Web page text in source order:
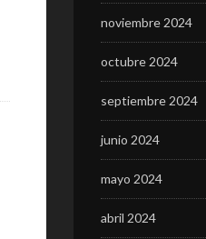
noviembre 2024
octubre 2024
septiembre 2024
junio 2024
mayo 2024
abril 2024